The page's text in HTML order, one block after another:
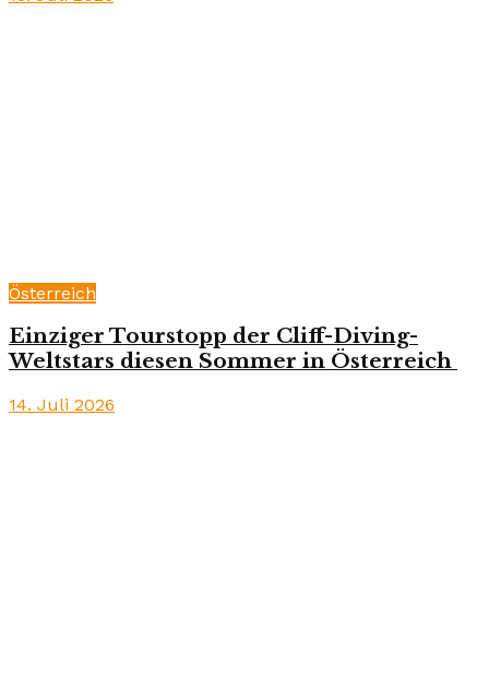
Österreich
Einziger Tourstopp der Cliff-Diving-
Weltstars diesen Sommer in Österreich
14. Juli 2026